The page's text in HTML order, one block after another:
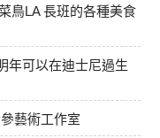
鳥LA 長班的各種美食
年可以在迪士尼過生
藝術工作室